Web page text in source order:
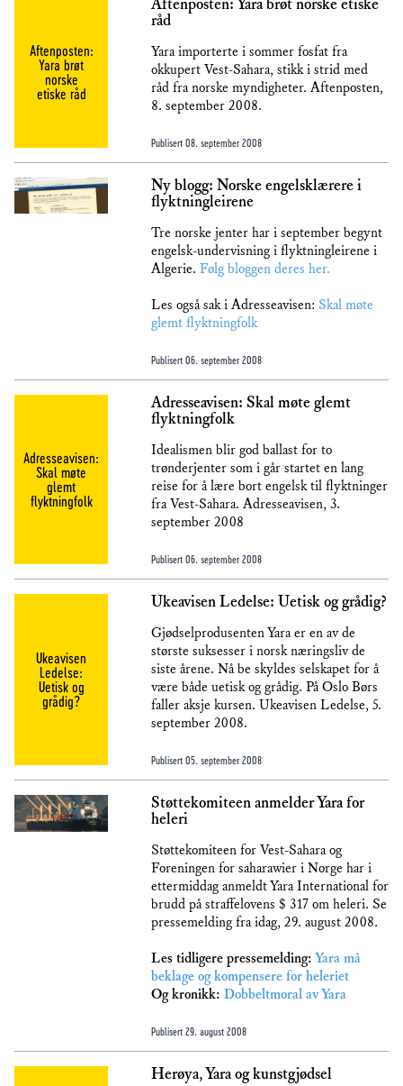
Aftenposten:
Yara brøt
norske
etiske råd
Aftenposten: Yara brøt norske etiske
råd
Yara importerte i sommer fosfat fra
okkupert Vest-Sahara, stikk i strid med
råd fra norske myndigheter. Aftenposten,
8. september 2008.
Publisert 08. september 2008
Ny blogg: Norske engelsklærere i
flyktningleirene
Tre norske jenter har i september begynt
engelsk-undervisning i flyktningleirene i
Algerie. Følg bloggen deres her.
Les også sak i Adresseavisen: Skal møte
glemt flyktningfolk
Publisert 06. september 2008
Adresseavisen:
Skal møte
glemt
flyktningfolk
Adresseavisen: Skal møte glemt
flyktningfolk
Idealismen blir god ballast for to
trønderjenter som i går startet en lang
reise for å lære bort engelsk til flyktninger
fra Vest-Sahara. Adresseavisen, 3.
september 2008
Publisert 06. september 2008
Ukeavisen
Ledelse:
Uetisk og
grådig?
Ukeavisen Ledelse: Uetisk og grådig?
Gjødselprodusenten Yara er en av de
største suksesser i norsk næringsliv de
siste årene. Nå be skyldes selskapet for å
være både uetisk og grådig. På Oslo Børs
faller aksje kursen. Ukeavisen Ledelse, 5.
september 2008.
Publisert 05. september 2008
Støttekomiteen anmelder Yara for
heleri
Støttekomiteen for Vest-Sahara og
Foreningen for saharawier i Norge har i
ettermiddag anmeldt Yara International for
brudd på straffelovens $ 317 om heleri. Se
pressemelding fra idag, 29. august 2008.
Les tidligere pressemelding: Yara må
beklage og kompensere for heleriet
Og kronikk: Dobbeltmoral av Yara
Publisert 29. august 2008
Herøya, Yara og kunstgjødsel